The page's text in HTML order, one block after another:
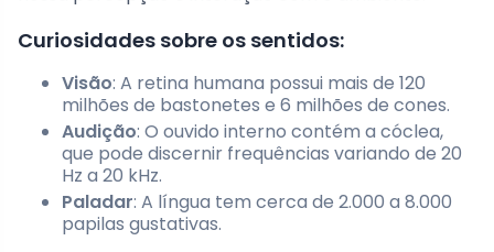
Curiosidades sobre os sentidos:
Visão: A retina humana possui mais de 120
milhões de bastonetes e 6 milhões de cones.
Audição: O ouvido interno contém a cóclea,
que pode discernir frequências variando de 20
Hz a 20 kHz.
Paladar: A língua tem cerca de 2.000 a 8.000
papilas gustativas.